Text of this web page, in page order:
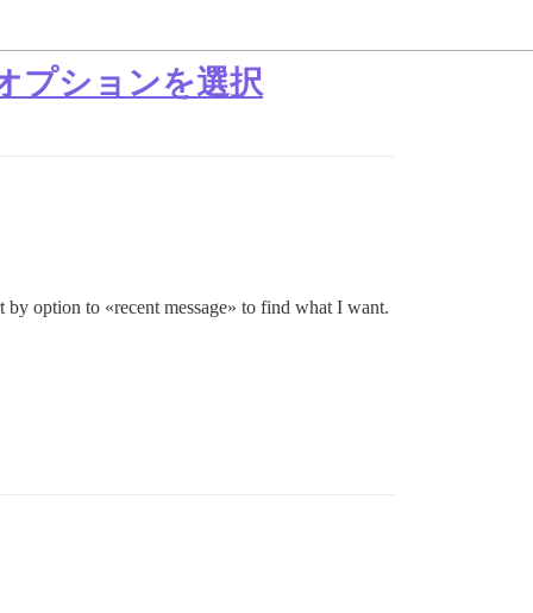
プションを選択
option to «recent message» to find what I want.